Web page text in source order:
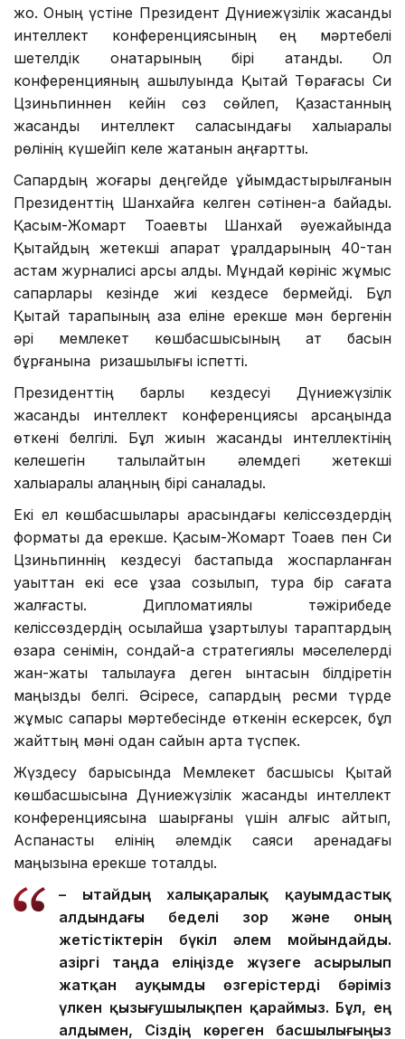
жоқ. Оның үстіне Президент Дүниежүзілік жасанды
интеллект конференциясының ең мәртебелі
шетелдік қонақтарының бірі атанды. Ол
конференцияның ашылуында Қытай Төрағасы Си
Цзиньпиннен кейін сөз сөйлеп, Қазақстанның
жасанды интеллект саласындағы халықаралық
рөлінің күшейіп келе жатқанын аңғартты.
Сапардың жоғары деңгейде ұйымдастырылғанын
Президенттің Шанхайға келген сәтінен-ақ байқадық.
Қасым-Жомарт Тоқаевты Шанхай әуежайында
Қытайдың жетекші ақпарат құралдарының 40-тан
астам журналисі қарсы алды. Мұндай көрініс жұмыс
сапарлары кезінде жиі кездесе бермейді. Бұл
Қытай тарапының қазақ еліне ерекше мән бергенін
әрі мемлекет көшбасшысының ат басын
бұрғанына ризашылығы іспетті.
Президенттің барлық кездесуі Дүниежүзілік
жасанды интеллект конференциясы қарсаңында
өткені белгілі. Бұл жиын жасанды интеллектінің
келешегін талқылайтын әлемдегі жетекші
халықаралық алаңның бірі саналады.
Екі ел көшбасшылары арасындағы келіссөздердің
форматы да ерекше. Қасым-Жомарт Тоқаев пен Си
Цзиньпиннің кездесуі бастапқыда жоспарланған
уақыттан екі есе ұзаққа созылып, тура бір сағатқа
жалғасты. Дипломатиялық тәжірибеде
келіссөздердің осылайша ұзартылуы тараптардың
өзара сенімін, сондай-ақ стратегиялық мәселелерді
жан-жақты талқылауға деген ынтасын білдіретін
маңызды белгі. Әсіресе, сапардың ресми түрде
жұмыс сапары мәртебесінде өткенін ескерсек, бұл
жайттың мәні одан сайын арта түспек.
Жүздесу барысында Мемлекет басшысы Қытай
көшбасшысына Дүниежүзілік жасанды интеллект
конференциясына шақырғаны үшін алғыс айтып,
Аспанасты елінің әлемдік саяси аренадағы
маңызына ерекше тоқталды.
– Қытайдың халықаралық қауымдастық
алдындағы беделі зор және оның
жетістіктерін бүкіл әлем мойындайды.
Қазіргі таңда еліңізде жүзеге асырылып
жатқан ауқымды өзгерістерді бәріміз
үлкен қызығушылықпен қараймыз. Бұл, ең
алдымен, Сіздің көреген басшылығыңыз